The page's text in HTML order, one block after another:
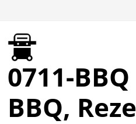
Inhalt
0711-
BBQ,